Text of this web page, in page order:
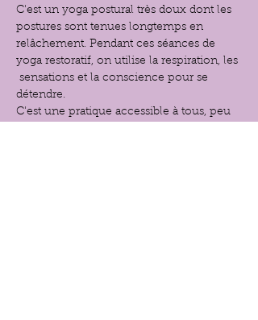
C'est un yoga postural très doux dont les
postures sont tenues longtemps en
relâchement. Pendant ces séances de
yoga restoratif, on utilise la respiration, les
sensations et la conscience pour se
détendre.
C'est une pratique accessible à tous, peu